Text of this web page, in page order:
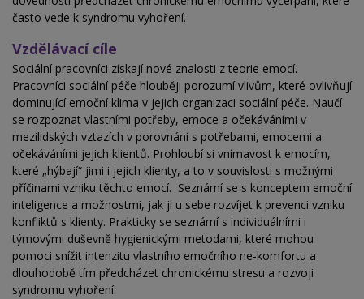
často vede k syndromu vyhoření.
Vzdělávací cíle
Sociální pracovníci získají nové znalosti z teorie emocí.
Pracovníci sociální péče hlouběji porozumí vlivům, které ovlivňují
dominující emoční klima v jejich organizaci sociální péče. Naučí
se rozpoznat vlastními potřeby, emoce a očekáváními v
mezilidských vztazích v porovnání s potřebami, emocemi a
očekáváními jejich klientů. Prohloubí si vnímavost k emocím,
které „hýbají“ jimi i jejich klienty, a to v souvislosti s možnými
příčinami vzniku těchto emocí. Seznámí se s konceptem emoční
inteligence a možnostmi, jak ji u sebe rozvíjet k prevenci vzniku
konfliktů s klienty. Prakticky se seznámí s individuálními i
týmovými duševně hygienickými metodami, které mohou
pomoci snížit intenzitu vlastního emočního ne-komfortu a
dlouhodobě tím předcházet chronickému stresu a rozvoji
syndromu vyhoření.